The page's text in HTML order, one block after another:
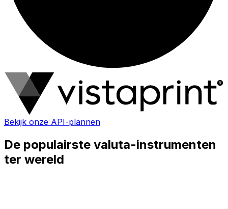
Bekijk onze API-plannen
De populairste valuta-instrumenten
ter wereld